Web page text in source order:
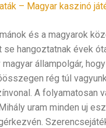
– Magyar kaszinó
és a magyarok
se hangoztatnak évek
állampolgár,
rég túl
A folyamatosan
uram minden uj